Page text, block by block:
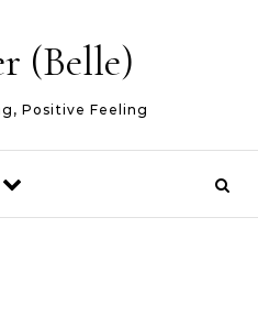
(Belle)
Positive Feeling